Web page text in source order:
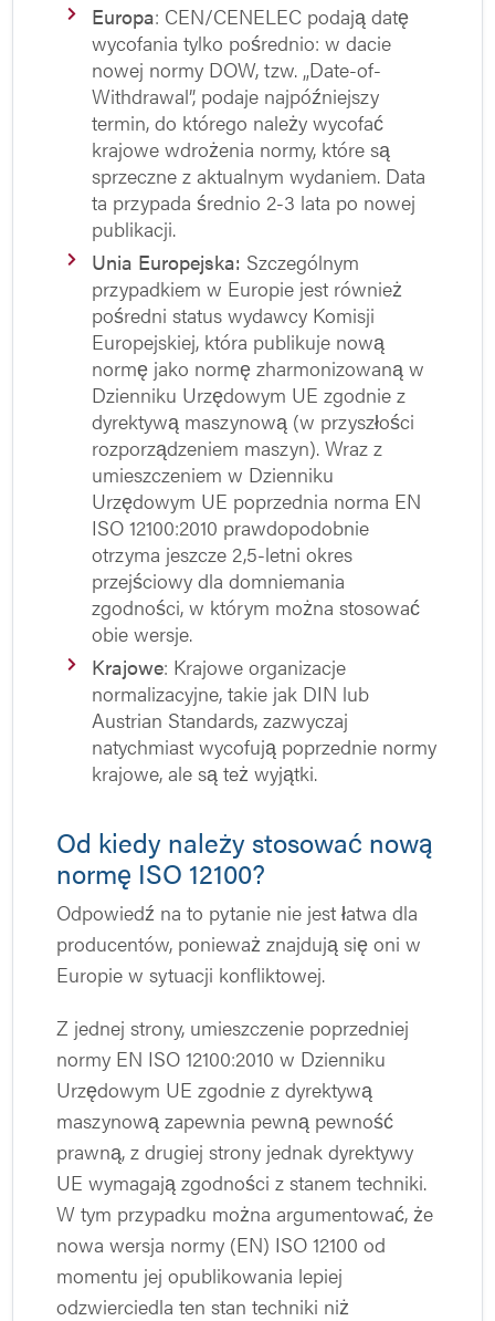
Europa: CEN/CENELEC podają datę
wycofania tylko pośrednio: w dacie
nowej normy DOW, tzw. „Date-of-
Withdrawal”, podaje najpóźniejszy
termin, do którego należy wycofać
krajowe wdrożenia normy, które są
sprzeczne z aktualnym wydaniem. Data
ta przypada średnio 2-3 lata po nowej
publikacji.
Unia Europejska: Szczególnym
przypadkiem w Europie jest również
pośredni status wydawcy Komisji
Europejskiej, która publikuje nową
normę jako normę zharmonizowaną w
Dzienniku Urzędowym UE zgodnie z
dyrektywą maszynową (w przyszłości
rozporządzeniem maszyn). Wraz z
umieszczeniem w Dzienniku
Urzędowym UE poprzednia norma EN
ISO 12100:2010 prawdopodobnie
otrzyma jeszcze 2,5-letni okres
przejściowy dla domniemania
zgodności, w którym można stosować
obie wersje.
Krajowe: Krajowe organizacje
normalizacyjne, takie jak DIN lub
Austrian Standards, zazwyczaj
natychmiast wycofują poprzednie normy
krajowe, ale są też wyjątki.
Od kiedy należy stosować nową
normę ISO 12100?
Odpowiedź na to pytanie nie jest łatwa dla
producentów, ponieważ znajdują się oni w
Europie w sytuacji konfliktowej.
Z jednej strony, umieszczenie poprzedniej
normy EN ISO 12100:2010 w Dzienniku
Urzędowym UE zgodnie z dyrektywą
maszynową zapewnia pewną pewność
prawną, z drugiej strony jednak dyrektywy
UE wymagają zgodności z stanem techniki.
W tym przypadku można argumentować, że
nowa wersja normy (EN) ISO 12100 od
momentu jej opublikowania lepiej
odzwierciedla ten stan techniki niż